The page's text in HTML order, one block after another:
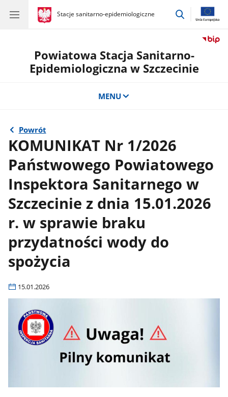
gov.pl
Stacje sanitarno-epidemiologiczne
gov.pl
Stacje
przejdź
Powiatowa Stacja Sanitarno-
Epidemiologiczna w Szczecinie
MENU
Powrót
KOMUNIKAT Nr 1/2026
Państwowego Powiatowego
Inspektora Sanitarnego w
Szczecinie z dnia 15.01.2026
r. w sprawie braku
przydatności wody do
spożycia
15.01.2026